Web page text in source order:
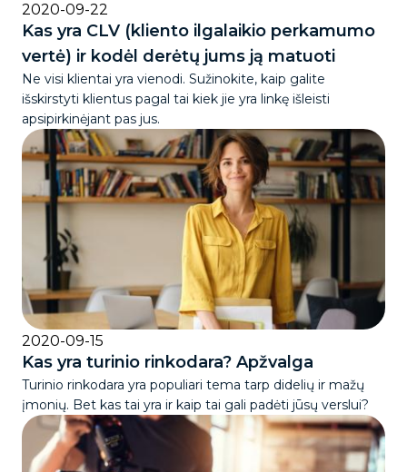
2020-09-22
Kas yra CLV (kliento ilgalaikio perkamumo
vertė) ir kodėl derėtų jums ją matuoti
Ne visi klientai yra vienodi. Sužinokite, kaip galite
išskirstyti klientus pagal tai kiek jie yra linkę išleisti
apsipirkinėjant pas jus.
2020-09-15
Kas yra turinio rinkodara? Apžvalga
Turinio rinkodara yra populiari tema tarp didelių ir mažų
įmonių. Bet kas tai yra ir kaip tai gali padėti jūsų verslui?